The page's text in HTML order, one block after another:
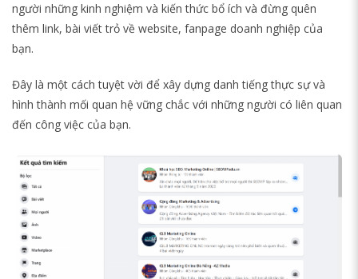
người những kinh nghiệm và kiến thức bổ ích và đừng quên
thêm link, bài viết trỏ về website, fanpage doanh nghiệp của
bạn.
Đây là một cách tuyệt vời để xây dựng danh tiếng thực sự và
hình thành mối quan hệ vững chắc với những người có liên quan
đến công việc của bạn.